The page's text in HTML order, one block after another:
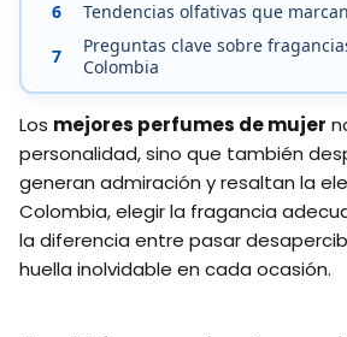
6
Tendencias olfativas que
7
Preguntas clave sobre
Colombia
Los mejores perfumes de mujer
personalidad, sino que también
generan admiración y resaltan la
Colombia, elegir la fragancia
la diferencia entre pasar
huella inolvidable en cada ocasión.